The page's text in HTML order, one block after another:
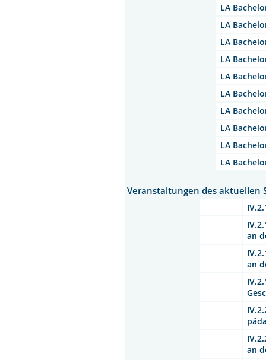
LA
LA
LA
LA
LA
LA
LA
LA
LA
LA
Veranstaltungen des aktuellen
an
an
an